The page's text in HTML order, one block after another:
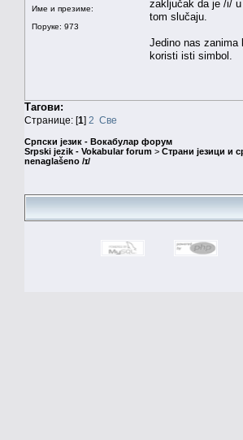
Име и презиме:
Поруке: 973
zaključak da je /i/ u
tom slučaju.
Jedino nas zanima
koristi isti simbol.
Тагови:
Странице: [1] 2 Све
Српски језик - Вокабулар форум
Srpski jezik - Vokabular forum > Страни језици и
nenaglašeno /ɪ/